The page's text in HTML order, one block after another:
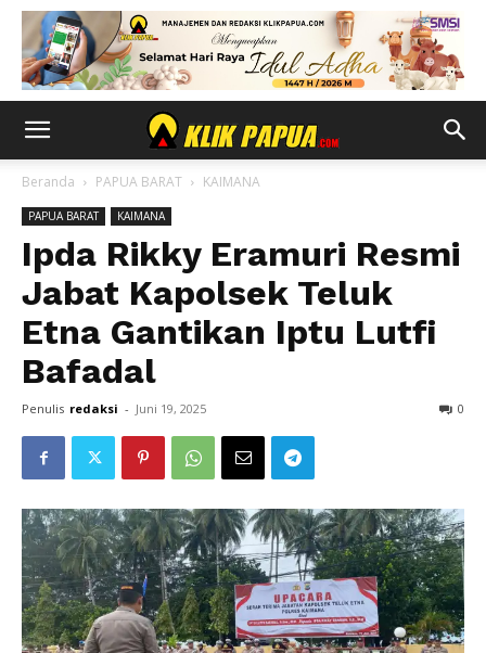
Beranda PAPUA BARAT KAIMANA
PAPUA BARAT KAIMANA
Ipda Rikky Eramuri Resmi
Jabat Kapolsek Teluk
Etna Gantikan Iptu Lutfi
Bafadal
Penulis redaksi - Juni 19, 2025 0